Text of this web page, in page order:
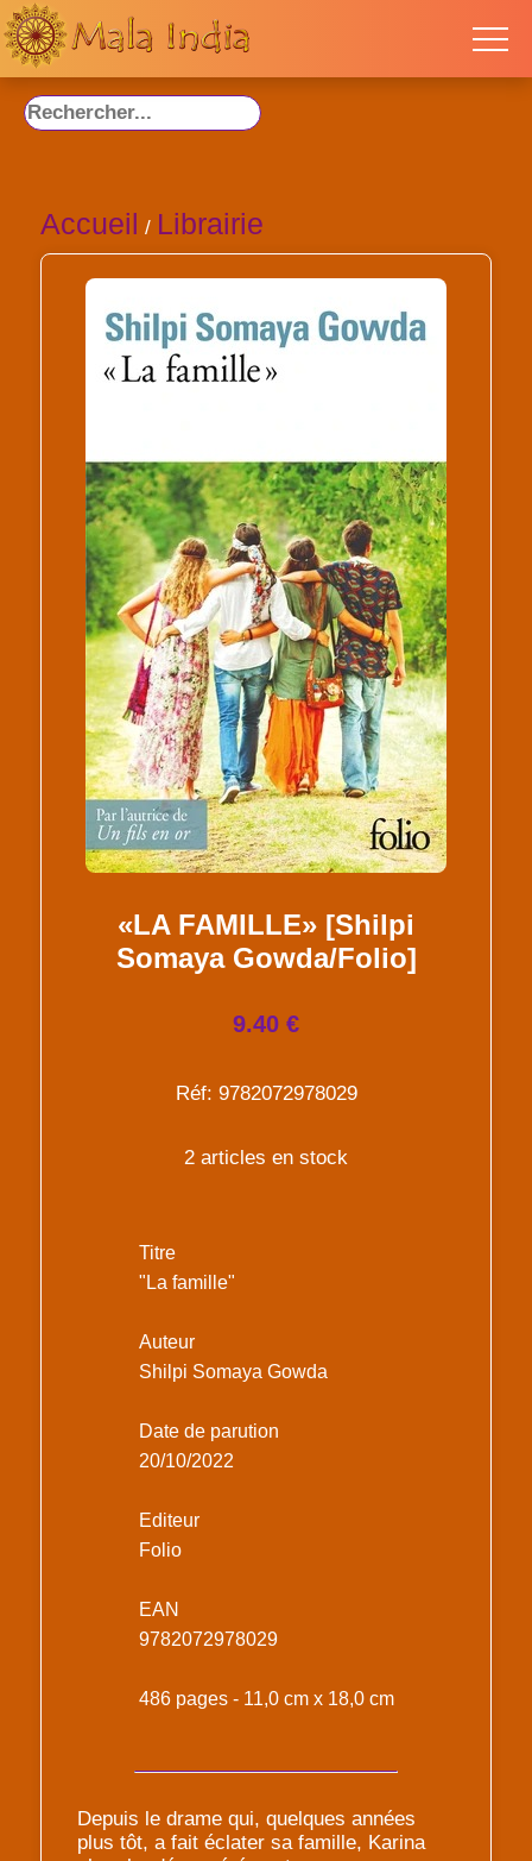
Accueil / Librairie
«LA FAMILLE» [Shilpi
Somaya Gowda/Folio]
9.40 €
Réf: 9782072978029
2 articles en stock
Titre
"La famille"
Auteur
Shilpi Somaya Gowda
Date de parution
20/10/2022
Editeur
Folio
EAN
9782072978029
486 pages - 11,0 cm x 18,0 cm
Depuis le drame qui, quelques années
plus tôt, a fait éclater sa famille, Karina